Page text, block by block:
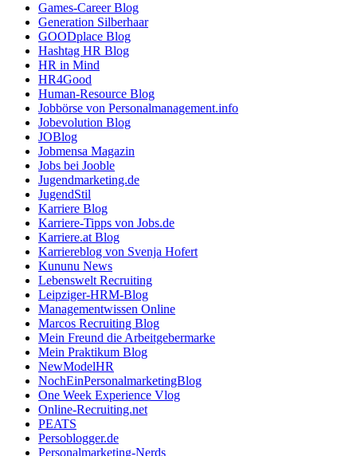
Games-Career Blog
Generation Silberhaar
GOODplace Blog
Hashtag HR Blog
HR in Mind
HR4Good
Human-Resource Blog
Jobbörse von Personalmanagement.info
Jobevolution Blog
JOBlog
Jobmensa Magazin
Jobs bei Jooble
Jugendmarketing.de
JugendStil
Karriere Blog
Karriere-Tipps von Jobs.de
Karriere.at Blog
Karriereblog von Svenja Hofert
Kununu News
Lebenswelt Recruiting
Leipziger-HRM-Blog
Managementwissen Online
Marcos Recruiting Blog
Mein Freund die Arbeitgebermarke
Mein Praktikum Blog
NewModelHR
NochEinPersonalmarketingBlog
One Week Experience Vlog
Online-Recruiting.net
PEATS
Persoblogger.de
Personalmarketing-Nerds